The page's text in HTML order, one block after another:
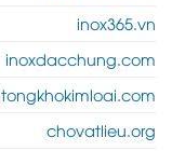
inox365.vn
inoxdacchung.com
tongkhokimloai.com
chovatlieu.org